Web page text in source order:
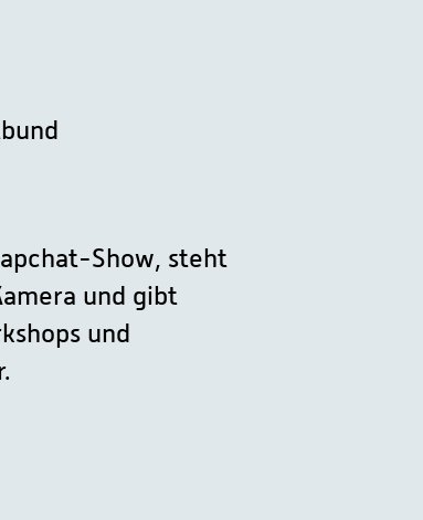
Show, steht
und gibt
und